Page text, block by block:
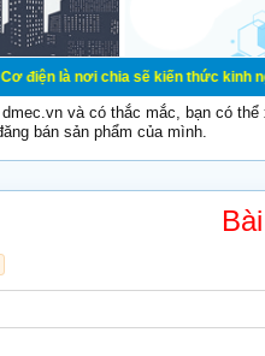
chia sẽ kiến thức kinh nghiệm
và có thắc mắc, bạn có
bán sản phẩm của mình.